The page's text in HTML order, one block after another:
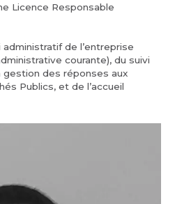
Licence Responsable
de l’entreprise
courante), du suivi
des réponses aux
Publics, et de l’accueil